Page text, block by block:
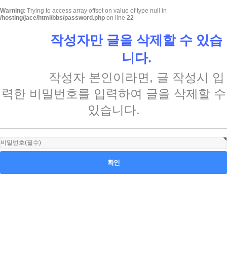
Warning: Trying to access array offset on value of type null in
/hosting/jace/html/bbs/password.php on line 22
작성자만 글을 삭제할 수 있습
니다.
작성자 본인이라면, 글 작성시 입
력한 비밀번호를 입력하여 글을 삭제할 수
있습니다.